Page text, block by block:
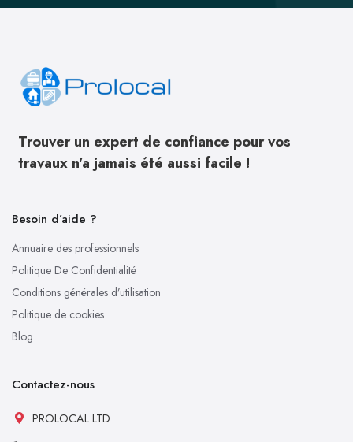
Trouver un expert de confiance pour vos
travaux n’a jamais été aussi facile !
Besoin d’aide ?
Annuaire des professionnels
Politique De Confidentialité
Conditions générales d’utilisation
Politique de cookies
Blog
Contactez-nous
PROLOCAL LTD